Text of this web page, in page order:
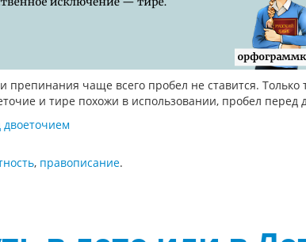
препинания чаще всего пробел не ставится.
и тире похожи в использовании, пробел перед
, правописание.